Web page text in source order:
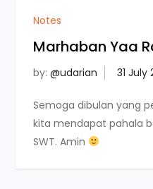
Notes
Marhaban Yaa
by:@udarian
Semoga dibulan yang
kita mendapat pahala
SWT. Amin